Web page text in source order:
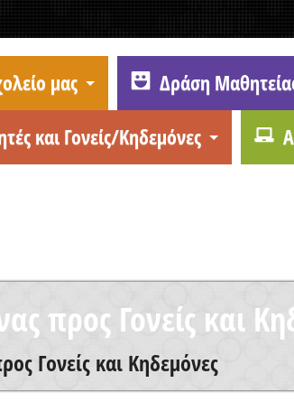
μας Δράση
και Γονείς/Κηδεμόνες
προς Γονείς και
Γονείς και Κηδεμόνες